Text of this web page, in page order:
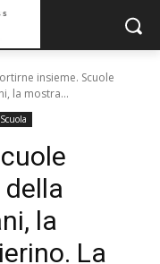
insieme. Scuole
la mostra...
Scuola
della
la
La